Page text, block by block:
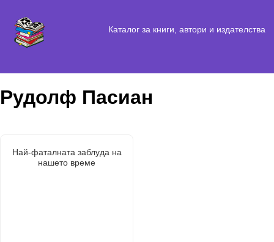
Каталог за книги, автори и издателства
Рудолф Пасиан
Най-фаталната заблуда на
нашето време